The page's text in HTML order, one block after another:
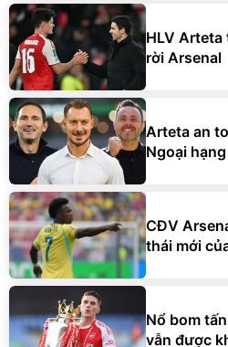
HLV Arteta
rời Arsenal
Arteta an
Ngoại
CĐV
thái mới
Nổ bom
vẫn được